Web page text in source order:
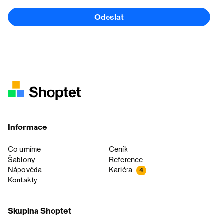
Odeslat
Informace
Co umíme
Ceník
Šablony
Reference
Nápověda
Kariéra 4
Kontakty
Skupina Shoptet